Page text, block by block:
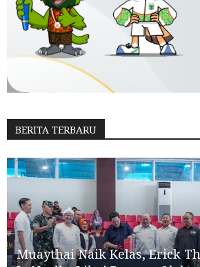
BERITA TERBARU
Muaythai Naik Kelas, Erick